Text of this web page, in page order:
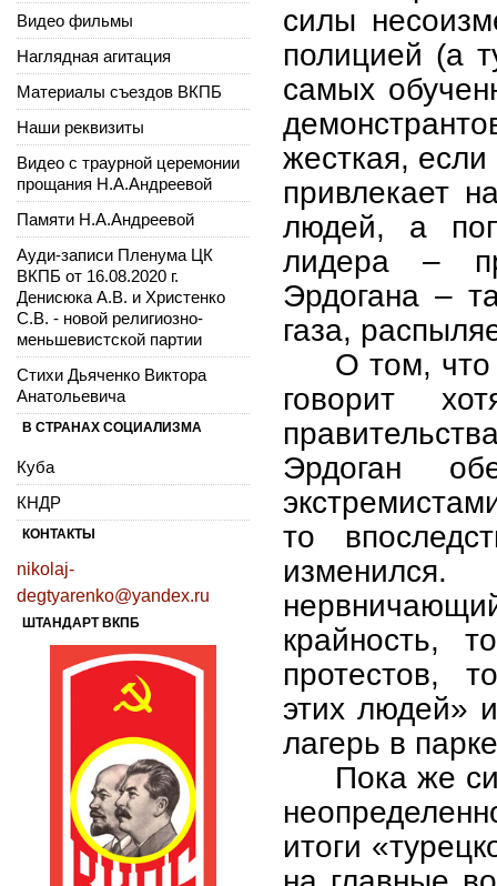
силы
полицией (а
самых
жесткая, если
привлекает
людей, а
лидера –
Эрдогана –
газа,
О том, что
говорит
Эрдоган
то
крайность,
протестов,
этих людей»
лагерь в
Пока же
итоги
Видео фильмы
Наглядная агитация
Материалы съездов ВКПБ
Наши реквизиты
Видео с траурной церемонии
прощания Н.А.Андреевой
Памяти Н.А.Андреевой
Ауди-записи Пленума ЦК
ВКПБ от 16.08.2020 г.
Денисюка А.В. и Христенко
С.В. - новой религиозно-
меньшевистской партии
Стихи Дьяченко Виктора
Анатольевича
В СТРАНАХ СОЦИАЛИЗМА
Куба
КНДР
КОНТАКТЫ
nikolaj-
degtyarenko@yandex.ru
ШТАНДАРТ ВКПБ